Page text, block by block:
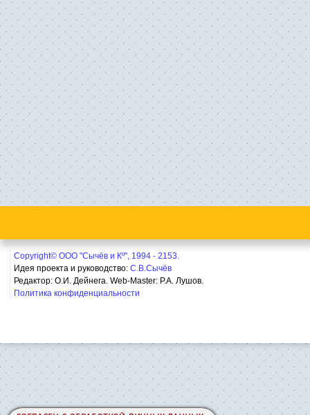
Copyright© ООО "Сычёв и Кº", 1994 - 2153.
Идея проекта и руководство: С.В.Сычёв
Редактор: О.И. Дейнега. Web-Master: Р.А. Лушов.
Политика конфиденциальности